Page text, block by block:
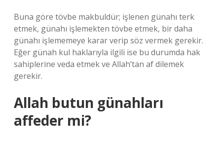
Buna göre tövbe makbuldür; işlenen günahı terk
etmek, günahı işlemekten tövbe etmek, bir daha
günahı işlememeye karar verip söz vermek gerekir.
Eğer günah kul haklarıyla ilgili ise bu durumda hak
sahiplerine veda etmek ve Allah’tan af dilemek
gerekir.
Allah butun günahları
affeder mi?